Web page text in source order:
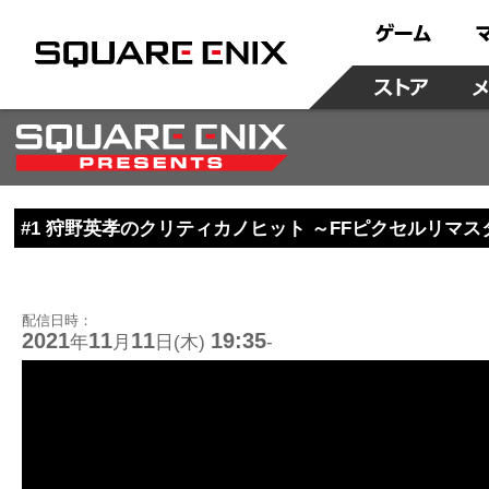
#1 狩野英孝のクリティカノヒット ～FFピクセルリマス
配信日時：
2021年11月 11 日(木) 19:35-